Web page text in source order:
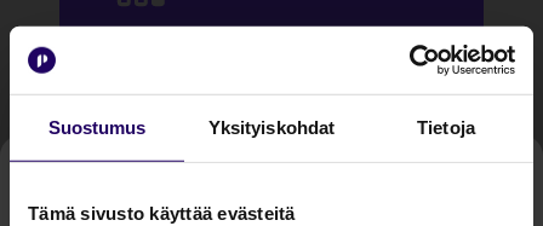
Suostumus Yksityiskohdat Tietoja
Tämä sivusto käyttää evästeitä
+27%